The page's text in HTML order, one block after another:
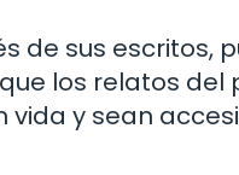
de sus escritos,
los relatos del
vida y sean